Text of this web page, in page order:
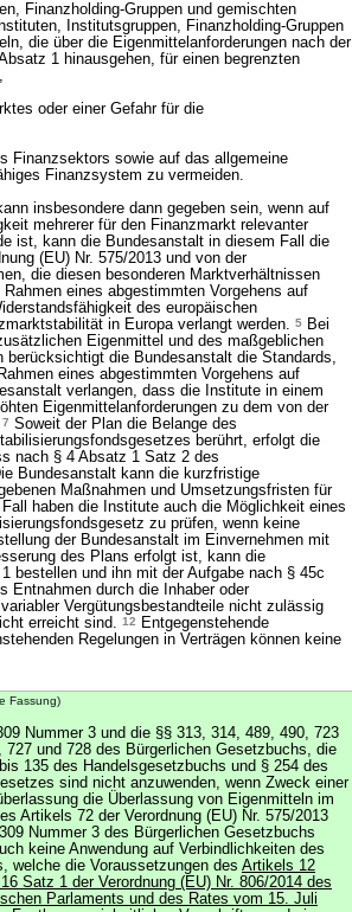
Finanzholding-Gruppen und gemischten
Institutsgruppen, Finanzholding-Gruppen
die über die Eigenmittelanforderungen nach der
1 hinausgehen, für einen begrenzten
oder einer Gefahr für die
Finanzsektors sowie auf das allgemeine
Finanzsystem zu vermeiden.
insbesondere dann gegeben sein, wenn auf
mehrerer für den Finanzmarkt relevanter
ist, kann die Bundesanstalt in diesem Fall die
(EU) Nr. 575/2013 und von der
die diesen besonderen Marktverhältnissen
eines abgestimmten Vorgehens auf
des europäischen
in Europa verlangt werden. 5 Bei
Eigenmittel und des maßgeblichen
berücksichtigt die Bundesanstalt die Standards,
eines abgestimmten Vorgehens auf
verlangen, dass die Institute in einem
Eigenmittelanforderungen zu dem von der
7 Soweit der Plan die Belange des
berührt, erfolgt die
nach § 4 Absatz 1 Satz 2 des
Bundesanstalt kann die kurzfristige
Maßnahmen und Umsetzungsfristen für
Fall haben die Institute auch die Möglichkeit eines
zu prüfen, wenn keine
der Bundesanstalt im Einvernehmen mit
des Plans erfolgt ist, kann die
bestellen und ihn mit der Aufgabe nach § 45c
Entnahmen durch die Inhaber oder
Vergütungsbestandteile nicht zulässig
erreicht sind. 12
Entgegenstehende
Regelungen in Verträgen können keine
Fassung)
Nummer 3 und die §§ 313, 314, 489, 490, 723
727 und 728 des Bürgerlichen Gesetzbuchs, die
135 des Handelsgesetzbuchs und § 254 des
sind nicht anzuwenden, wenn Zweck einer
die Überlassung von Eigenmitteln im
Artikels 72 der Verordnung (EU) Nr. 575/2013
Nummer 3 des Bürgerlichen Gesetzbuchs
keine Anwendung auf Verbindlichkeiten des
welche die Voraussetzungen des Artikels 12
Satz 1 der Verordnung (EU) Nr. 806/2014 des
Parlaments und des Rates vom 15. Juli